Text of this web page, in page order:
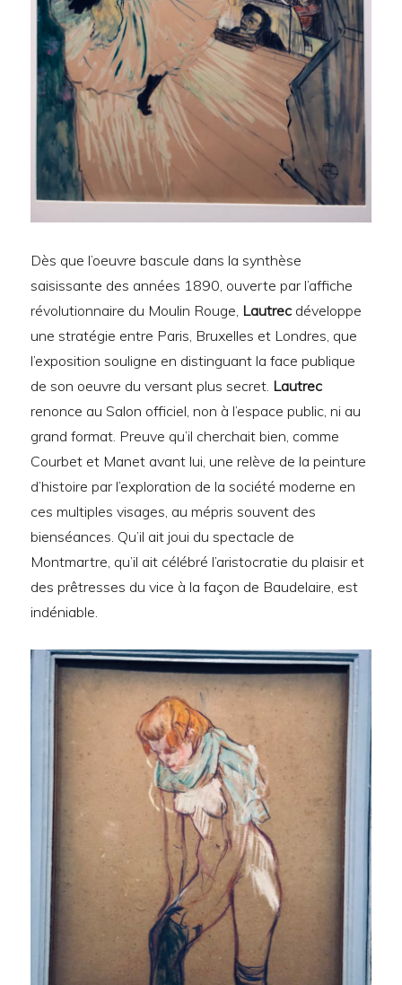
Dès que l’oeuvre bascule dans la synthèse
saisissante des années 1890, ouverte par l’affiche
révolutionnaire du Moulin Rouge, Lautrec développe
une stratégie entre Paris, Bruxelles et Londres, que
l’exposition souligne en distinguant la face publique
de son oeuvre du versant plus secret. Lautrec
renonce au Salon officiel, non à l’espace public, ni au
grand format. Preuve qu’il cherchait bien, comme
Courbet et Manet avant lui, une relève de la peinture
d’histoire par l’exploration de la société moderne en
ces multiples visages, au mépris souvent des
bienséances. Qu’il ait joui du spectacle de
Montmartre, qu’il ait célébré l’aristocratie du plaisir et
des prêtresses du vice à la façon de Baudelaire, est
indéniable.